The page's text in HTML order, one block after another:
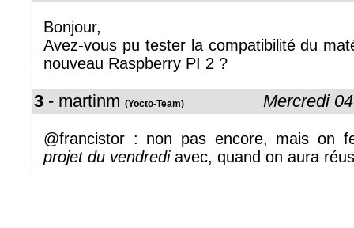
Bonjour,
Avez-vous pu tester la compatibilité du
nouveau Raspberry PI 2 ?
3 - martinm (Yocto-Team) Mercredi
@francistor : non pas encore, mais on
projet du vendrediavec, quand on aura